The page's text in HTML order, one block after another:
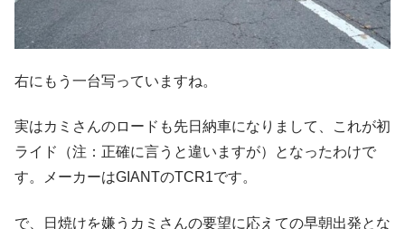
右にもう一台写っていますね。
実はカミさんのロードも先日納車になりまして、これが初
ライド（注：正確に言うと違いますが）となったわけで
す。メーカーはGIANTのTCR1です。
で、日焼けを嫌うカミさんの要望に応えての早朝出発とな